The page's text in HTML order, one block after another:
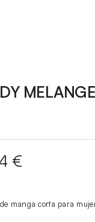
MELANGE
€
manga corta para